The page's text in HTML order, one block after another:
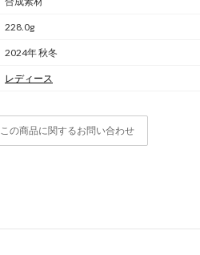
228.0g
2024年 秋冬
レディース
この商品に関するお問い合わせ